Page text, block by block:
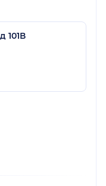
101В